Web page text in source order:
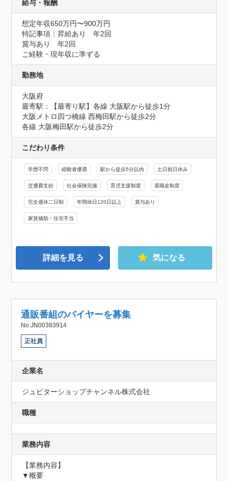
給与・報酬
想定年収650万円〜900万円
特記事項：昇給あり　年2回
賞与あり　年2回
ご経験・現年収に準ずる
勤務地
大阪府
最寄駅：【最寄り駅】各線 大阪駅から徒歩1分
大阪メトロ四つ橋線 西梅田駅から徒歩2分
各線 大阪梅田駅から徒歩2分
こだわり条件
学歴不問 経験者優遇 駅から徒歩5分以内 土日祝日休み
交通費支給 社会保険完備 育児支援制度 退職金制度
完全週休二日制 年間休日120日以上 賞与あり
家賃補助・住宅手当
詳細を見る 気になる
通販番組のバイヤーを募集
No.JN00383914
正社員
企業名
ジュピターショップチャンネル株式会社
職種
業務内容
【業務内容】
▼概要